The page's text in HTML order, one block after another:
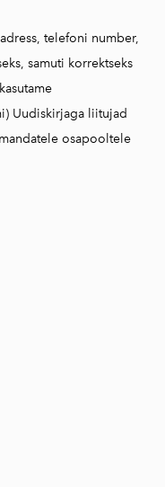
telefoni number,
samuti korrektseks
Uudiskirjaga liitujad
osapooltele